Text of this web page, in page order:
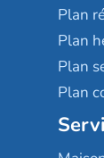
Plan
Plan
Plan
Plan